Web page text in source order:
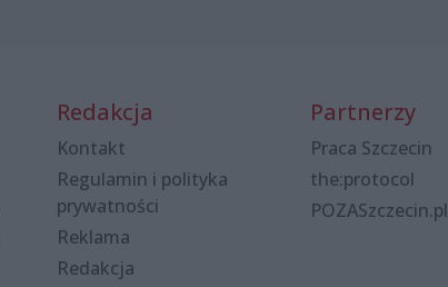
Redakcja
Kontakt
Regulamin i polityka
prywatności
Reklama
Redakcja
Partnerzy
Praca Szczecin
the:protocol
POZASzczecin.pl